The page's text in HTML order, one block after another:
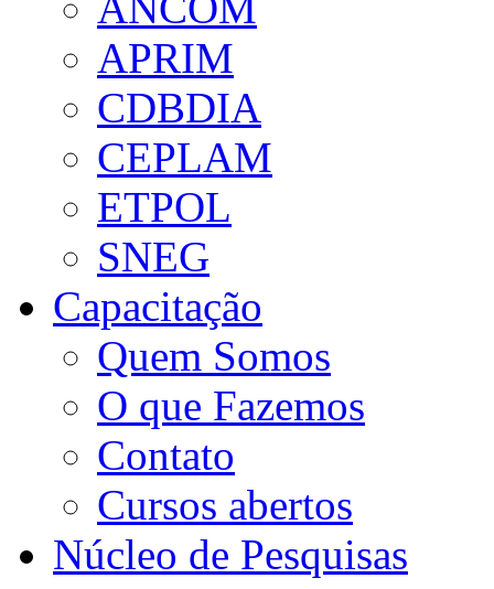
APRIM
CDBDIA
CEPLAM
ETPOL
SNEG
Capacitação
Quem Somos
O que Fazemos
Contato
Cursos abertos
Núcleo de Pesquisas